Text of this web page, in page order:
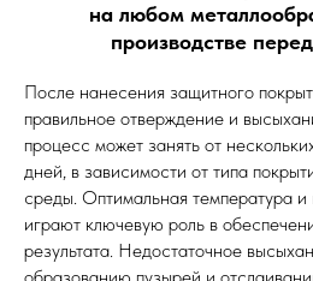
на любом
производстве
После нанесения защитного
правильное отверждение и
процесс может занять от
дней, в зависимости от типа
среды. Оптимальная температура и
играют ключевую роль в
результата. Недостаточное